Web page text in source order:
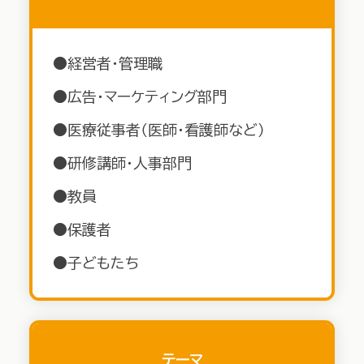
●経営者・管理職
●広告・マーケティング部門
●医療従事者（医師・看護師など）
●研修講師・人事部門
●教員
●保護者
●子どもたち
テーマ